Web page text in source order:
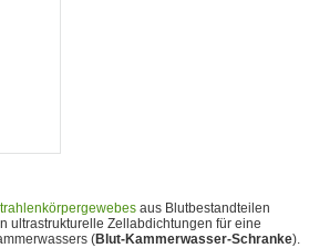
aus Blutbestandteilen
ultrastrukturelle Zellabdichtungen für eine
(Blut-Kammerwasser-Schranke).